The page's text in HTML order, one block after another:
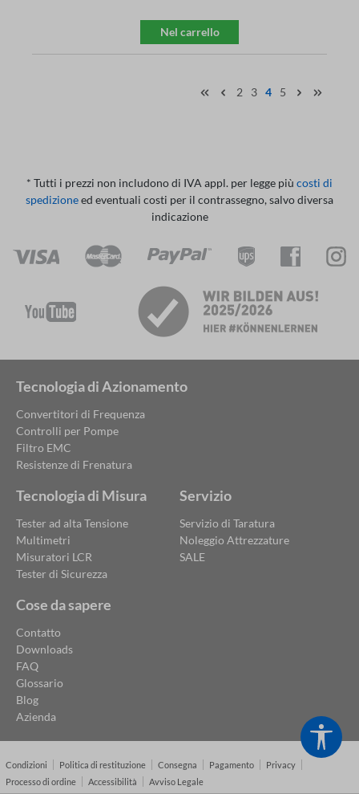
Nel carrello
2 3 4 5
* Tutti i prezzi non includono di IVA appl. per legge più costi di
spedizioneed eventuali costi per il contrassegno, salvo diversa
indicazione
Tecnologia di Azionamento
Convertitori di Frequenza
Controlli per Pompe
Filtro EMC
Resistenze di Frenatura
Tecnologia di Misura
Tester ad alta Tensione
Multimetri
Misuratori LCR
Tester di Sicurezza
Servizio
Servizio di Taratura
Noleggio Attrezzature
SALE
Cose da sapere
Contatto
Downloads
FAQ
Glossario
Blog
Azienda
Condizioni Politica di restituzione Consegna Pagamento
Privacy
Processo di ordine
Accessibilità Avviso Legale